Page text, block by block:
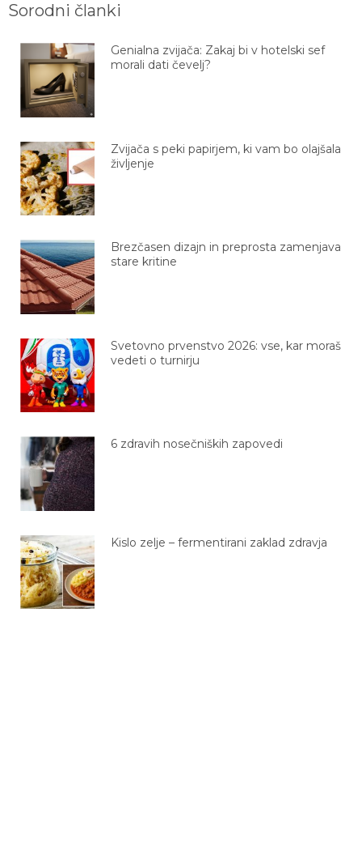
Sorodni članki
Genialna zvijača: Zakaj bi v hotelski sef
morali dati čevelj?
Zvijača s peki papirjem, ki vam bo olajšala
življenje
Brezčasen dizajn in preprosta zamenjava
stare kritine
Svetovno prvenstvo 2026: vse, kar moraš
vedeti o turnirju
6 zdravih nosečniških zapovedi
Kislo zelje – fermentirani zaklad zdravja